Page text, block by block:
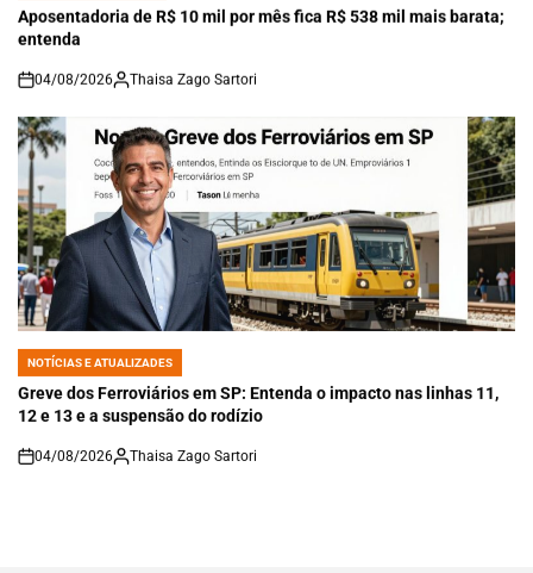
IN
Aposentadoria de R$ 10 mil por mês fica R$ 538 mil mais barata;
entenda
on
04/08/2026 Thaisa Zago Sartori
POSTED
NOTÍCIAS E ATUALIZADES
Greve dos Ferroviários em SP: Entenda o impacto nas linhas 11,
12 e 13 e a suspensão do rodízio
on
04/08/2026 Thaisa Zago Sartori